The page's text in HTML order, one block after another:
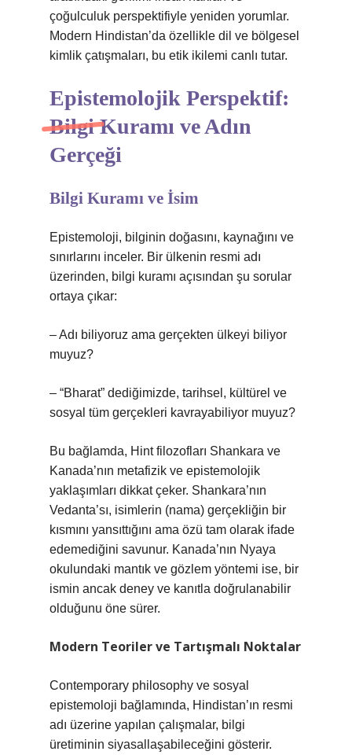
çoğulculuk perspektifiyle yeniden yorumlar.
Modern Hindistan’da özellikle dil ve bölgesel
kimlik çatışmaları, bu etik ikilemi canlı tutar.
Epistemolojik Perspektif:
Bilgi Kuramı ve Adın
Gerçeği
Bilgi Kuramı ve İsim
Epistemoloji, bilginin doğasını, kaynağını ve
sınırlarını inceler. Bir ülkenin resmi adı
üzerinden, bilgi kuramı açısından şu sorular
ortaya çıkar:
– Adı biliyoruz ama gerçekten ülkeyi biliyor
muyuz?
– “Bharat” dediğimizde, tarihsel, kültürel ve
sosyal tüm gerçekleri kavrayabiliyor muyuz?
Bu bağlamda, Hint filozofları Shankara ve
Kanada’nın metafizik ve epistemolojik
yaklaşımları dikkat çeker. Shankara’nın
Vedanta’sı, isimlerin (nama) gerçekliğin bir
kısmını yansıttığını ama özü tam olarak ifade
edemediğini savunur. Kanada’nın Nyaya
okulundaki mantık ve gözlem yöntemi ise, bir
ismin ancak deney ve kanıtla doğrulanabilir
olduğunu öne sürer.
Modern Teoriler ve Tartışmalı Noktalar
Contemporary philosophy ve sosyal
epistemoloji bağlamında, Hindistan’ın resmi
adı üzerine yapılan çalışmalar, bilgi
üretiminin siyasallaşabileceğini gösterir.